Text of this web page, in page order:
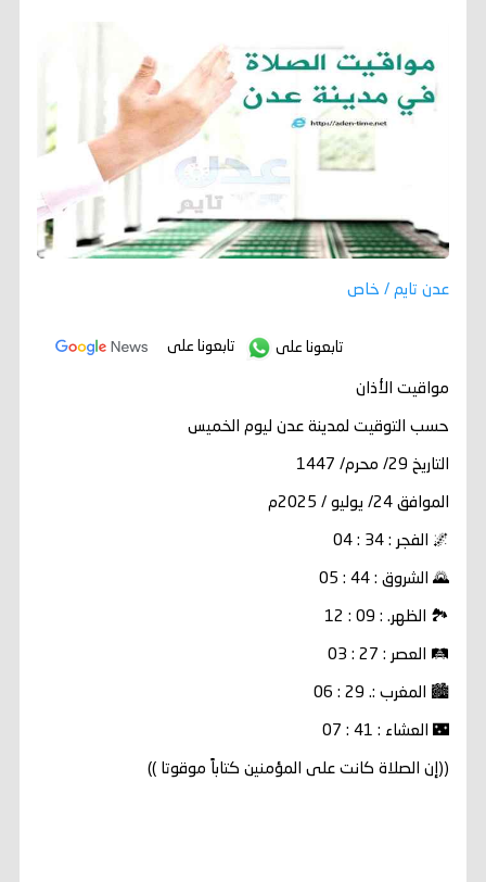
عدن تايم / خاص
تابعونا على تابعونا على
مواقيت الأذان
حسب التوقيت لمدينة عدن ليوم الخميس
التاريخ 29/ محرم/ 1447
الموافق 24/ يوليو / 2025م
🌌 الفجر : 34 : 04
🌄 الشروق : 44 : 05
🏞️ الظهر. : 09 : 12
🛤️ العصر : 27 : 03
🏙️ المغرب :. 29 : 06
🌃 العشاء : 41 : 07
((إن الصلاة كانت على المؤمنين كتاباً موقوتا ))